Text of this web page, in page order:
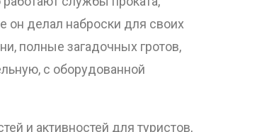
делал наброски для своих
полные загадочных гротов,
с оборудованной
и активностей для туристов,